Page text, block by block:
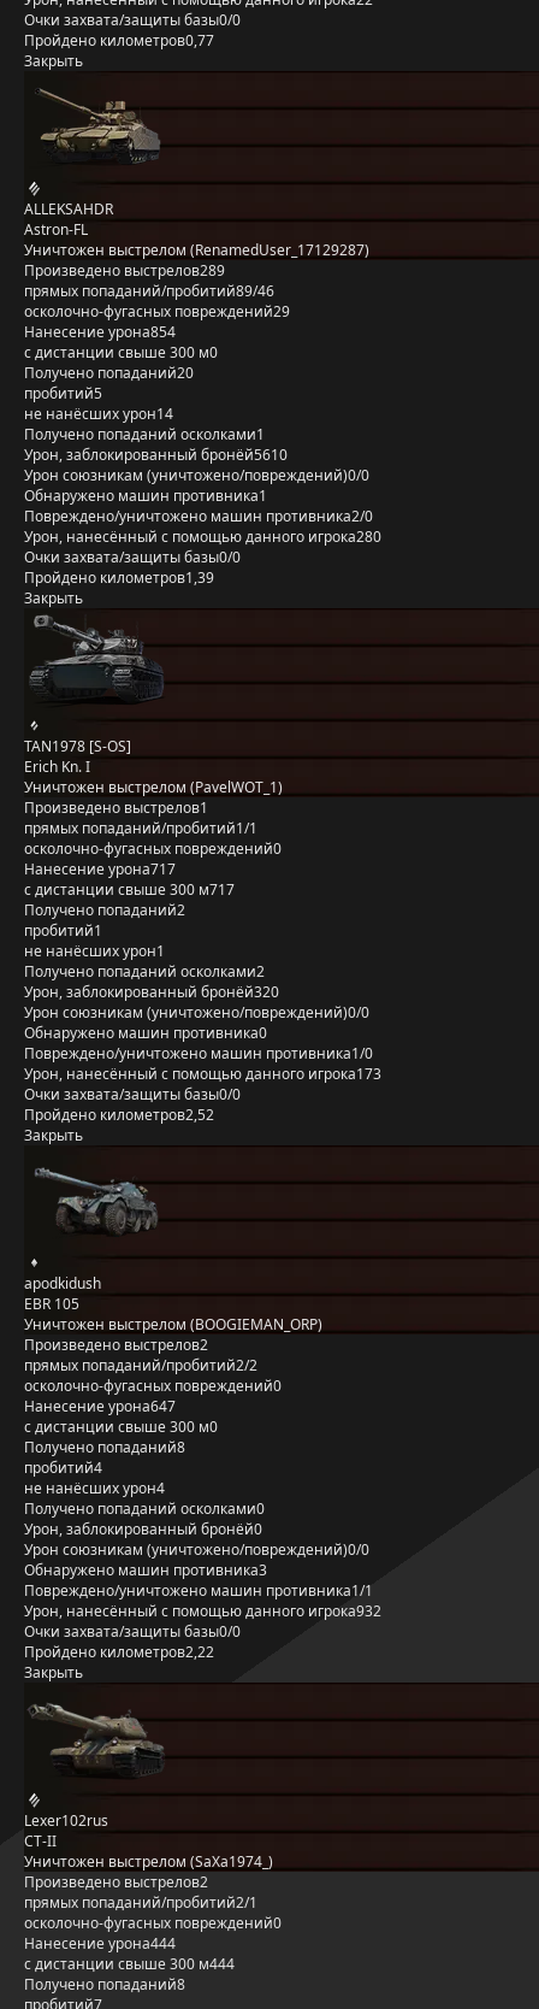
Очки захвата/защиты базы0/0
Пройдено километров0,77
Закрыть
ALLEKSAHDR
Astron-FL
Уничтожен выстрелом (RenamedUser_17129287)
Произведено выстрелов289
прямых попаданий/пробитий89/46
осколочно-фугасных повреждений29
Нанесение урона854
с дистанции свыше 300 м0
Получено попаданий20
пробитий5
не нанёсших урон14
Получено попаданий осколками1
Урон, заблокированный бронёй5610
Урон союзникам (уничтожено/повреждений)0/0
Обнаружено машин противника1
Повреждено/уничтожено машин противника2/0
Урон, нанесённый с помощью данного игрока280
Очки захвата/защиты базы0/0
Пройдено километров1,39
Закрыть
TAN1978 [S-OS]
Erich Kn. I
Уничтожен выстрелом (PavelWOT_1)
Произведено выстрелов1
прямых попаданий/пробитий1/1
осколочно-фугасных повреждений0
Нанесение урона717
с дистанции свыше 300 м717
Получено попаданий2
пробитий1
не нанёсших урон1
Получено попаданий осколками2
Урон, заблокированный бронёй320
Урон союзникам (уничтожено/повреждений)0/0
Обнаружено машин противника0
Повреждено/уничтожено машин противника1/0
Урон, нанесённый с помощью данного игрока173
Очки захвата/защиты базы0/0
Пройдено километров2,52
Закрыть
apodkidush
EBR 105
Уничтожен выстрелом (BOOGIEMAN_ORP)
Произведено выстрелов2
прямых попаданий/пробитий2/2
осколочно-фугасных повреждений0
Нанесение урона647
с дистанции свыше 300 м0
Получено попаданий8
пробитий4
не нанёсших урон4
Получено попаданий осколками0
Урон, заблокированный бронёй0
Урон союзникам (уничтожено/повреждений)0/0
Обнаружено машин противника3
Повреждено/уничтожено машин противника1/1
Урон, нанесённый с помощью данного игрока932
Очки захвата/защиты базы0/0
Пройдено километров2,22
Закрыть
Lexer102rus
СТ-II
Уничтожен выстрелом (SaXa1974_)
Произведено выстрелов2
прямых попаданий/пробитий2/1
осколочно-фугасных повреждений0
Нанесение урона444
с дистанции свыше 300 м444
Получено попаданий8
пробитий7